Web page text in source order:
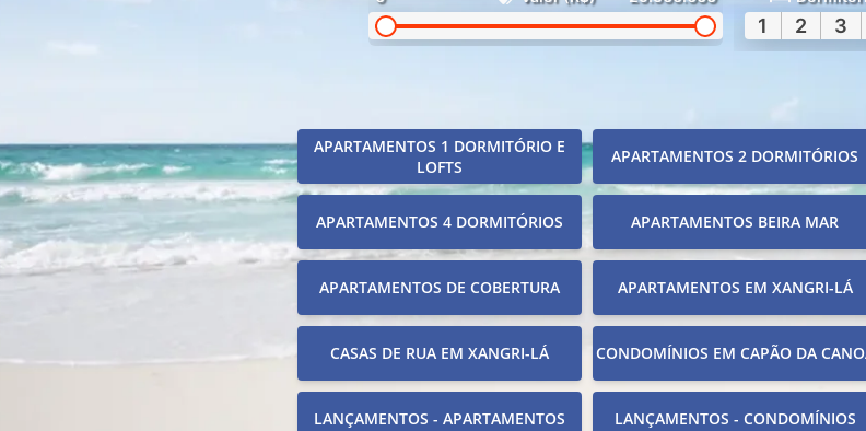
1 2 3
APARTAMENTOS 1 DORMITÓRIO E
LOFTS
APARTAMENTOS 2 DORMITÓRIOS
APARTAMENTOS 4 DORMITÓRIOS APARTAMENTOS BEIRA MAR
APARTAMENTOS DE COBERTURA APARTAMENTOS EM XANGRI-LÁ
CASAS DE RUA EM XANGRI-LÁ CONDOMÍNIOS EM CAPÃO DA
LANÇAMENTOS - APARTAMENTOS LANÇAMENTOS - CONDOMÍNIOS